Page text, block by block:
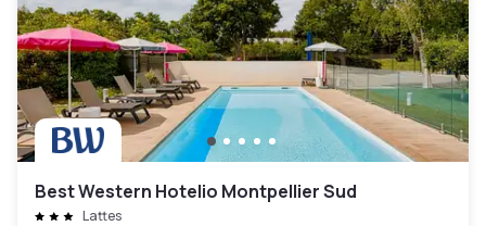
Best Western Hotelio Montpellier Sud
Lattes